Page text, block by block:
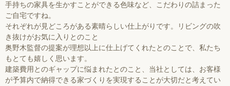
手持ちの家具を生かすことができる色味など、こだわりの詰まった
ご自宅ですね。
それぞれが見どころがある素晴らしい仕上がりです。リビングの吹
き抜けがお気に入りとのこと
奥野木監督の提案が理想以上に仕上げてくれたとのことで、私たち
もとても嬉しく思います。
建築費用とのギャップに悩まれたとのこと、当社としては、お客様
が予算内で納得できる家づくりを実現することが大切だと考えてい